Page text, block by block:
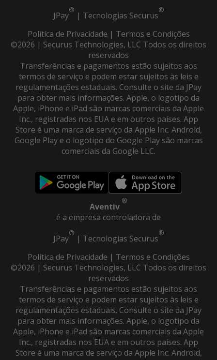
JPay
®
| Tecnologias Securus
®
Política de Privacidade | Termos e Condições
©2026 | Securus Technologies, LLC Todos os direitos
reservados
Transferências e pagamentos estão sujeitos aos
termos de serviço e podem estar sujeitos às leis e
regulamentações estaduais. Consulte o site da JPay
para obter mais informações. Apple, o logotipo da
Apple, iPhone e iPad são marcas comerciais da Apple
Inc., registradas nos EUA e em outros países. App
Store é uma marca de serviço da Apple Inc. Android,
Google Play e o logotipo do Google Play são marcas
comerciais da Google LLC.
Aventiv
®
é a empresa controladora de
JPay
®
| Tecnologias Securus
®
Política de Privacidade | Termos e Condições
©2026 | Securus Technologies, LLC Todos os direitos
reservados
Transferências e pagamentos estão sujeitos aos
termos de serviço e podem estar sujeitos às leis e
regulamentações estaduais. Consulte o site da JPay
para obter mais informações. Apple, o logotipo da
Apple, iPhone e iPad são marcas comerciais da Apple
Inc., registradas nos EUA e em outros países. App
Store é uma marca de serviço da Apple Inc. Android,